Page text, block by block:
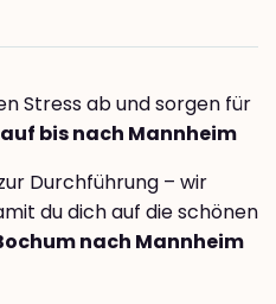
Stress ab und sorgen für
bis nach Mannheim
Durchführung – wir
du dich auf die schönen
nach Mannheim